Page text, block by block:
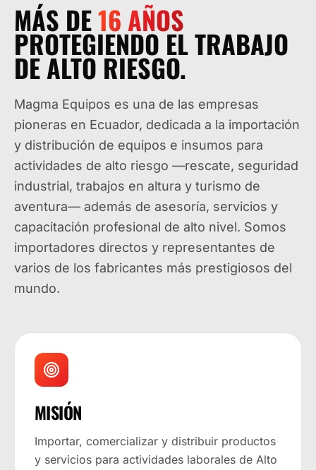
MÁS DE16 AÑOS
PROTEGIENDO EL TRABAJO
DE ALTO RIESGO.
Magma Equipos es una de las empresas
pioneras en Ecuador, dedicada a la importación
y distribución de equipos e insumos para
actividades de alto riesgo —rescate, seguridad
industrial, trabajos en altura y turismo de
aventura— además de asesoría, servicios y
capacitación profesional de alto nivel. Somos
importadores directos y representantes de
varios de los fabricantes más prestigiosos del
mundo.
MISIÓN
Importar, comercializar y distribuir productos
y servicios para actividades laborales de Alto